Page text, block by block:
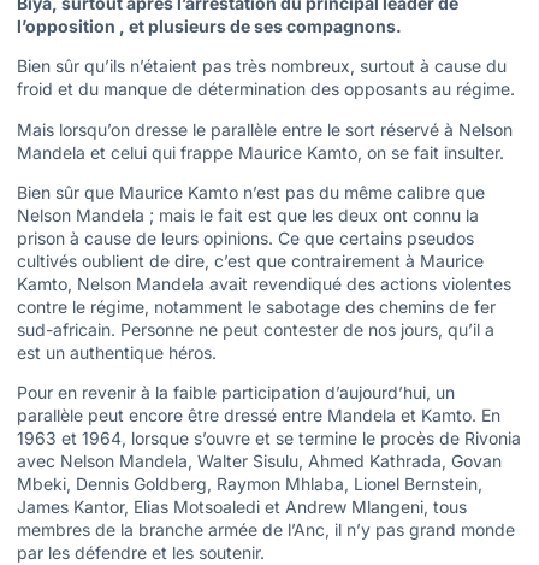
l’opposition , et plusieurs de ses compagnons.
Bien sûr qu’ils n’étaient pas très nombreux, surtout à cause du
froid et du manque de détermination des opposants au régime.
Mais lorsqu’on dresse le parallèle entre le sort réservé à Nelson
Mandela et celui qui frappe Maurice Kamto, on se fait insulter.
Bien sûr que Maurice Kamto n’est pas du même calibre que
Nelson Mandela ; mais le fait est que les deux ont connu la
prison à cause de leurs opinions. Ce que certains pseudos
cultivés oublient de dire, c’est que contrairement à Maurice
Kamto, Nelson Mandela avait revendiqué des actions violentes
contre le régime, notamment le sabotage des chemins de fer
sud-africain. Personne ne peut contester de nos jours, qu’il a
est un authentique héros.
Pour en revenir à la faible participation d’aujourd’hui, un
parallèle peut encore être dressé entre Mandela et Kamto. En
1963 et 1964, lorsque s’ouvre et se termine le procès de Rivonia
avec Nelson Mandela, Walter Sisulu, Ahmed Kathrada, Govan
Mbeki, Dennis Goldberg, Raymon Mhlaba, Lionel Bernstein,
James Kantor, Elias Motsoaledi et Andrew Mlangeni, tous
membres de la branche armée de l’Anc, il n’y pas grand monde
par les défendre et les soutenir.